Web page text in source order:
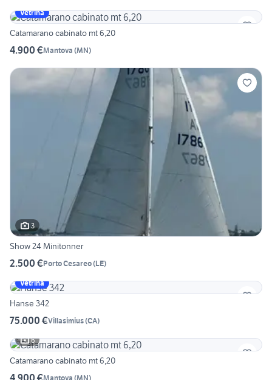
Vetrina
Catamarano cabinato mt 6,20
4.900 €Mantova (MN)
3
Show 24 Minitonner
2.500 €Porto Cesareo(LE)
Vetrina
Hanse 342
75.000 €Villasimius(CA)
6
Catamarano cabinato mt 6,20
Mantova (MN)